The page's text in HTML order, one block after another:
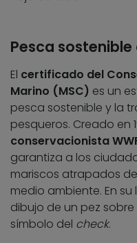
Pesca
El certificado del
Marino (MSC) es un
pesca sostenible y la
pesqueros. Creado en
conservacionista
garantiza a los
mariscos atrapados
medio ambiente. En
dibujo de un pez
símbolo del check.